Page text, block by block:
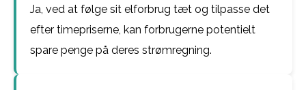
Ja, ved at følge sit elforbrug tæt og tilpasse det
efter timepriserne, kan forbrugerne potentielt
spare penge på deres strømregning.